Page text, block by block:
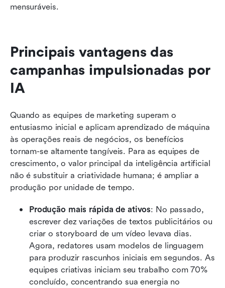
mensuráveis.
Principais vantagens das
campanhas impulsionadas por
IA
Quando as equipes de marketing superam o
entusiasmo inicial e aplicam aprendizado de máquina
às operações reais de negócios, os benefícios
tornam-se altamente tangíveis. Para as equipes de
crescimento, o valor principal da inteligência artificial
não é substituir a criatividade humana; é ampliar a
produção por unidade de tempo.
Produção mais rápida de ativos: No passado,
escrever dez variações de textos publicitários ou
criar o storyboard de um vídeo levava dias.
Agora, redatores usam modelos de linguagem
para produzir rascunhos iniciais em segundos. As
equipes criativas iniciam seu trabalho com 70%
concluído, concentrando sua energia no